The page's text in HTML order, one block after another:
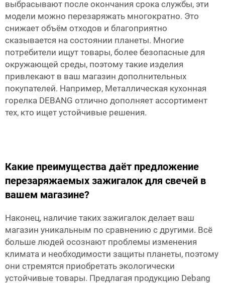
выбрасывают после окончания срока службы, эти
модели можно перезаряжать многократно. Это
снижает объём отходов и благоприятно
сказывается на состоянии планеты. Многие
потребители ищут товары, более безопасные для
окружающей среды, поэтому такие изделия
привлекают в ваш магазин дополнительных
покупателей. Например, Металлическая кухонная
горелка DEBANG отлично дополняет ассортимент
тех, кто ищет устойчивые решения.
Какие преимущества даёт предложение
перезаряжаемых зажигалок для свечей в
вашем магазине?
Наконец, наличие таких зажигалок делает ваш
магазин уникальным по сравнению с другими. Всё
больше людей осознают проблемы изменения
климата и необходимости защиты планеты, поэтому
они стремятся приобретать экологически
устойчивые товары. Предлагая продукцию Debang